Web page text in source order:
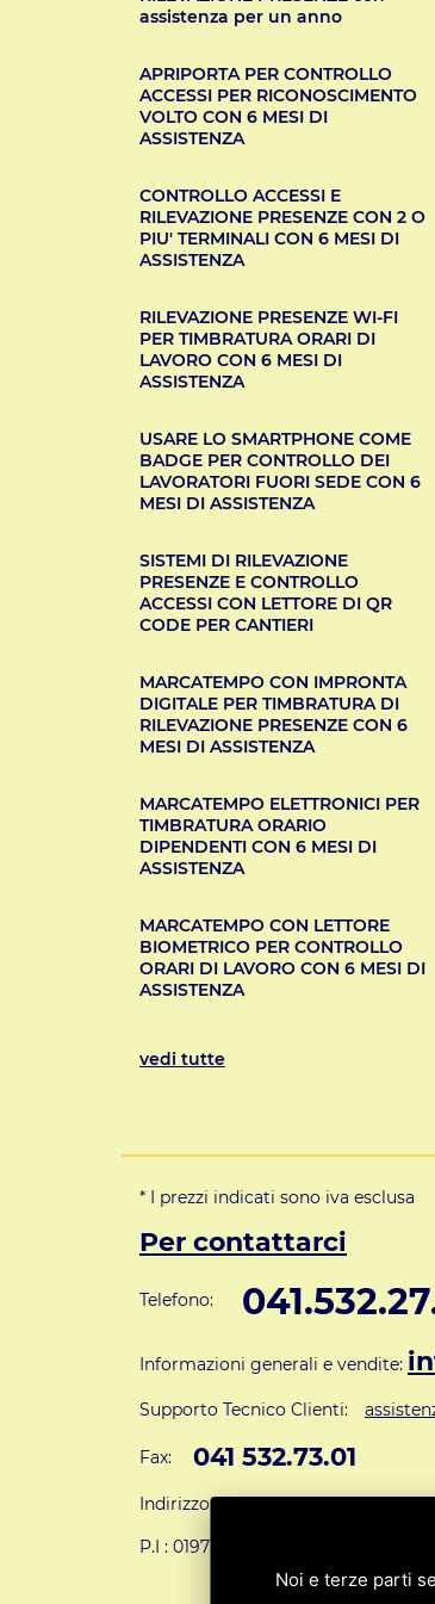
assistenza per un anno
APRIPORTA PER CONTROLLO
ACCESSI PER RICONOSCIMENTO
VOLTO CON 6 MESI DI
ASSISTENZA
CONTROLLO ACCESSI E
RILEVAZIONE PRESENZE CON 2 O
PIU' TERMINALI CON 6 MESI DI
ASSISTENZA
RILEVAZIONE PRESENZE WI-FI
PER TIMBRATURA ORARI DI
LAVORO CON 6 MESI DI
ASSISTENZA
USARE LO SMARTPHONE COME
BADGE PER CONTROLLO DEI
LAVORATORI FUORI SEDE CON 6
MESI DI ASSISTENZA
SISTEMI DI RILEVAZIONE
PRESENZE E CONTROLLO
ACCESSI CON LETTORE DI QR
CODE PER CANTIERI
MARCATEMPO CON IMPRONTA
DIGITALE PER TIMBRATURA DI
RILEVAZIONE PRESENZE CON 6
MESI DI ASSISTENZA
MARCATEMPO ELETTRONICI PER
TIMBRATURA ORARIO
DIPENDENTI CON 6 MESI DI
ASSISTENZA
MARCATEMPO CON LETTORE
BIOMETRICO PER CONTROLLO
ORARI DI LAVORO CON 6 MESI DI
ASSISTENZA
vedi tutte
* I prezzi indicati sono iva esclusa
Per contattarci
Telefono:
Informazioni generali e vendite:
Supporto Tecnico Clienti:
Fax: 041 532.73.01
Indirizzo: S.V.A.R. - Via Cappuccina
P.I : 01971310279
Noi e terze parti